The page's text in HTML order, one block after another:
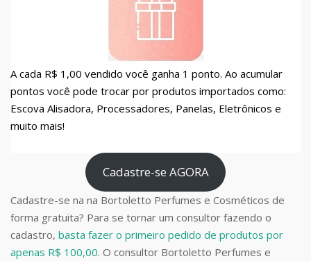
A cada R$ 1,00 vendido você ganha 1 ponto. Ao acumular
pontos você pode trocar por produtos importados como:
Escova Alisadora, Processadores, Panelas, Eletrônicos e
muito mais!
Cadastre-se AGORA
Cadastre-se na na Bortoletto Perfumes e Cosméticos de
forma gratuita? Para se tornar um consultor fazendo o
cadastro, basta fazer o primeiro pedido de produtos por
apenas R$ 100,00. O consultor Bortoletto Perfumes e